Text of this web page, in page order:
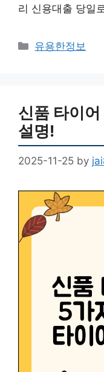
리 신용대출 당일
Categories
유용한정보
신품 타이
설명!
2025-11-25 by